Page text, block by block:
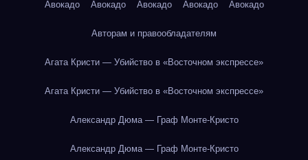
Авокадо Авокадо Авокадо Авокадо Авокадо
Авторам и правообладателям
Агата Кристи — Убийство в «Восточном экспрессе»
Агата Кристи — Убийство в «Восточном экспрессе»
Александр Дюма — Граф Монте-Кристо
Александр Дюма — Граф Монте-Кристо